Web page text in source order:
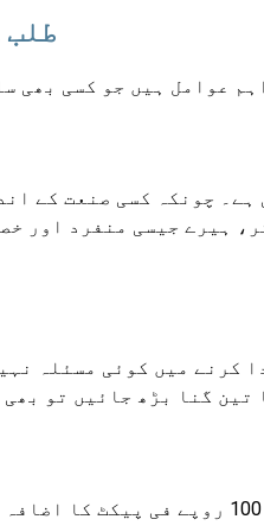
طلب
چونکہ کسی صنعت کے
ہیرے جیسی منفرد اور
کرنے میں کوئی مسئلہ
گنا بڑھ جائیں تو
وقت مانگ کی لچک کو بھی متاثر کرتا ہے۔ مثال کے